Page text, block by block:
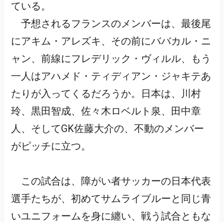
ている。
予想されるフランスのメンバーは、最後尾
にアキム・アレズキ、その前にババカル・ニ
ャン、前線にフレデリック・ヴィルル、もう
一人はアハメド・ティディアン・ジャキテあ
たりが入ってくるだろうか。日本は、川村
玲、黒田智成、佐々木ロベルト泉、田中章
人、そしてGK佐藤大介の、不動のメンバー
がピッチに立つ。
この試合は、障がい者サッカーの日本代表
選手たちが、初めてサムライブルーと同じ青
いユニフォームを身に纏い、戦う試合ともな